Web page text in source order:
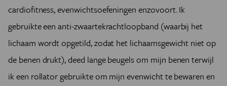
cardiofitness, evenwichtsoefeningen enzovoort. Ik
gebruikte een anti-zwaartekrachtloopband (waarbij het
lichaam wordt opgetild, zodat het lichaamsgewicht niet op
de benen drukt), deed lange beugels om mijn benen terwijl
ik een rollator gebruikte om mijn evenwicht te bewaren en